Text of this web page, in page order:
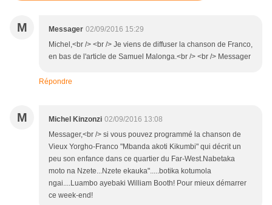
M Messager 02/09/2016 15:29
Michel,<br /> <br /> Je viens de diffuser la chanson de Franco,
en bas de l'article de Samuel Malonga.<br /> <br /> Messager
Répondre
M Michel Kinzonzi 02/09/2016 13:08
Messager,<br /> si vous pouvez programmé la chanson de
Vieux Yorgho-Franco "Mbanda akoti Kikumbi" qui décrit un
peu son enfance dans ce quartier du Far-West.Nabetaka
moto na Nzete...Nzete ekauka".....botika kotumola
ngai....Luambo ayebaki William Booth! Pour mieux démarrer
ce week-end!